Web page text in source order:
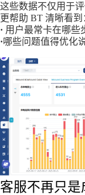
这些数据不仅用于
更帮助 BT 清晰看到
· 用户最常卡在哪些
·哪些问题值得优化
客服不再只